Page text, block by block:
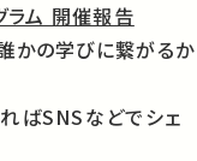
ラム 開催報告
かの学びに繋がるか
ばSNSなどでシェ